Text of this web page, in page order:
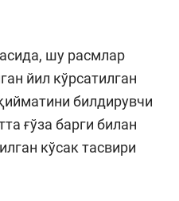
шу расмлар
йил кўрсатилган
билдирувчи
ғўза барги билан
кўсак тасвири